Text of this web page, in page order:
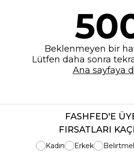
Beklenmeyen bir
Lütfen daha sonra
Ana sayfaya
FASHFED'E
FIRSATLARI
Kadın Erkek